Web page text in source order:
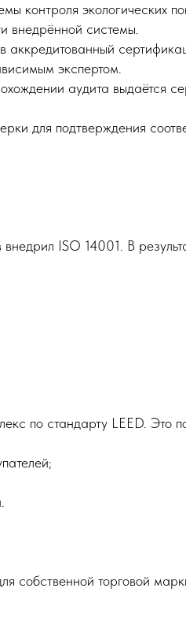
контроля экологических
внедрённой системы.
экспертом.
аудита выдаётся
для подтверждения
ISO 14001. В
по стандарту LEED. Это
собственной торговой